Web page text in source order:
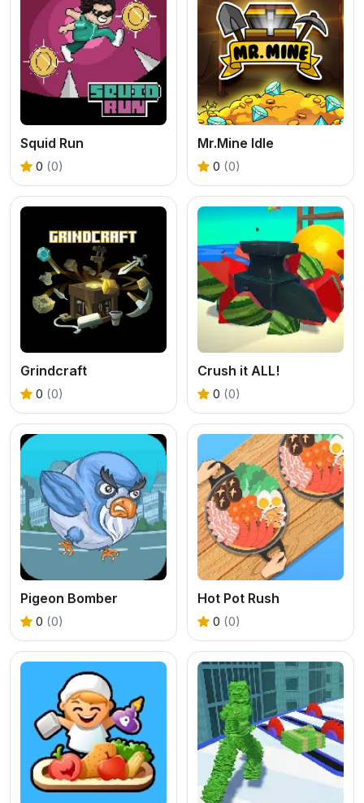
Squid Run
0 (0)
Mr.Mine Idle
0 (0)
Grindcraft
0 (0)
Crush it ALL!
0 (0)
Pigeon Bomber
0 (0)
Hot Pot Rush
0 (0)